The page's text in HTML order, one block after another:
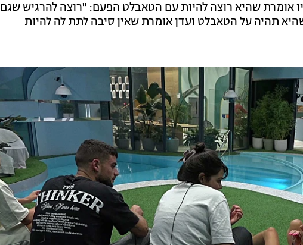
אומרת שהיא רוצה להיות עם הטאבלט הפעם: "רוצה להרגיש שגם
תהיה על הטאבלט ועדן אומרת שאין סיבה לתת לה להיות